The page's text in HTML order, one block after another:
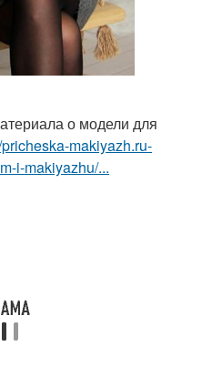
о модели для
makiyazh.ru-
i-makiyazhu/...